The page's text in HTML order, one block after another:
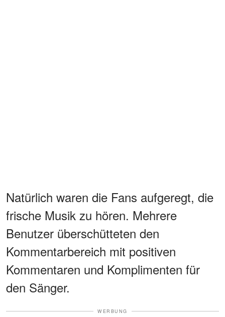
Natürlich waren die Fans aufgeregt, die
frische Musik zu hören. Mehrere
Benutzer überschütteten den
Kommentarbereich mit positiven
Kommentaren und Komplimenten für
den Sänger.
WERBUNG